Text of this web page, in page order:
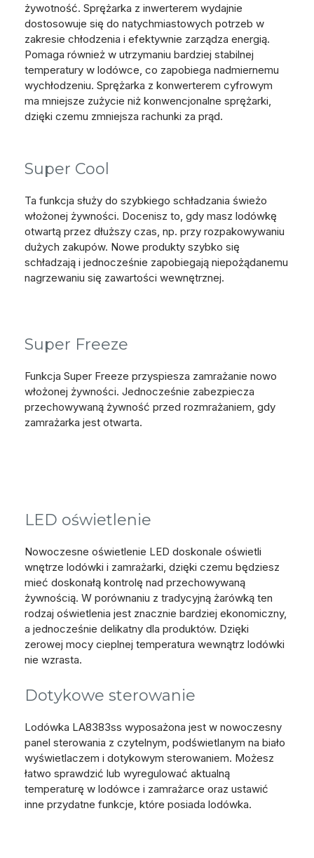
żywotność. Sprężarka z inwerterem wydajnie
dostosowuje się do natychmiastowych potrzeb w
zakresie chłodzenia i efektywnie zarządza energią.
Pomaga również w utrzymaniu bardziej stabilnej
temperatury w lodówce, co zapobiega nadmiernemu
wychłodzeniu. Sprężarka z konwerterem cyfrowym
ma mniejsze zużycie niż konwencjonalne sprężarki,
dzięki czemu zmniejsza rachunki za prąd.
Super Cool
Ta funkcja służy do szybkiego schładzania świeżo
włożonej żywności. Docenisz to, gdy masz lodówkę
otwartą przez dłuższy czas, np. przy rozpakowywaniu
dużych zakupów. Nowe produkty szybko się
schładzają i jednocześnie zapobiegają niepożądanemu
nagrzewaniu się zawartości wewnętrznej.
Super Freeze
Funkcja Super Freeze przyspiesza zamrażanie nowo
włożonej żywności. Jednocześnie zabezpiecza
przechowywaną żywność przed rozmrażaniem, gdy
zamrażarka jest otwarta.
LED oświetlenie
Nowoczesne oświetlenie LED doskonale oświetli
wnętrze lodówki i zamrażarki, dzięki czemu będziesz
mieć doskonałą kontrolę nad przechowywaną
żywnością. W porównaniu z tradycyjną żarówką ten
rodzaj oświetlenia jest znacznie bardziej ekonomiczny,
a jednocześnie delikatny dla produktów. Dzięki
zerowej mocy cieplnej temperatura wewnątrz lodówki
nie wzrasta.
Dotykowe sterowanie
Lodówka LA8383ss wyposażona jest w nowoczesny
panel sterowania z czytelnym, podświetlanym na biało
wyświetlaczem i dotykowym sterowaniem. Możesz
łatwo sprawdzić lub wyregulować aktualną
temperaturę w lodówce i zamrażarce oraz ustawić
inne przydatne funkcje, które posiada lodówka.